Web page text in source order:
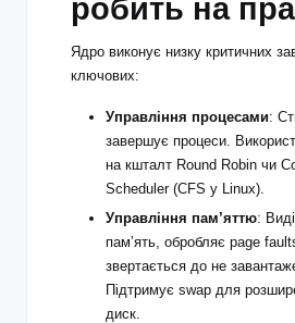
робить на
Ядро виконує низку критичних
ключових:
Управління процесами:
завершує процеси.
на кшталт Round Robin чи
Scheduler (CFS у Linux).
Управління пам’яттю:
пам’ять, обробляє page
звертається до не
Підтримує swap для
диск.